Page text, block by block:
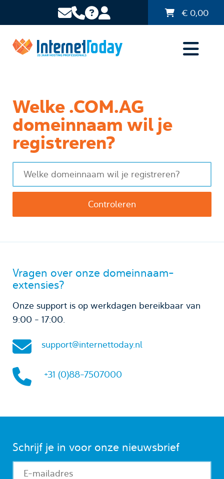
€ 0,00
Welke .COM.AG
domeinnaam wil je
registreren?
Vragen over onze domeinnaam-
extensies?
Onze support is op werkdagen bereikbaar van
9:00 - 17:00.
support@internettoday.nl
+31 (0)88-7507000
Schrijf je in voor onze nieuwsbrief